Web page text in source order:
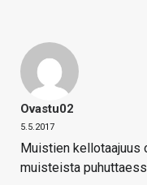
Ovastu02
5.5.2017
Muistien kellotaajuus
muisteista